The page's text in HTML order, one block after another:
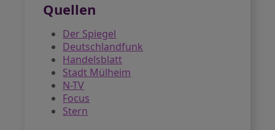
Quellen
Der Spiegel
Deutschlandfunk
Handelsblatt
Stadt Mülheim
N-TV
Focus
Stern